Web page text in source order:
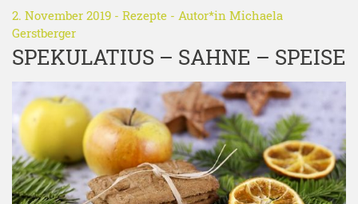
2. November 2019 - Rezepte - Autor*in Michaela
Gerstberger
SPEKULATIUS – SAHNE – SPEISE